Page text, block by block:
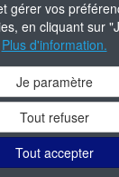
gérer vos
en cliquant sur
Plus d'information.
Je paramètre
Tout refuser
Tout accepter